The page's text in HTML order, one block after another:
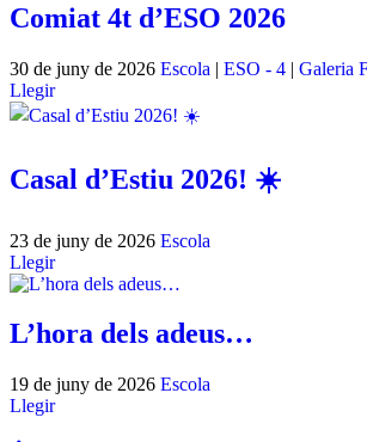
Comiat 4t d’ESO 2026
30 de juny de 2026 Escola | ESO - 4 | Galeria
Llegir
Casal d’Estiu 2026! ☀️
23 de juny de 2026 Escola
Llegir
L’hora dels adeus…
19 de juny de 2026 Escola
Llegir